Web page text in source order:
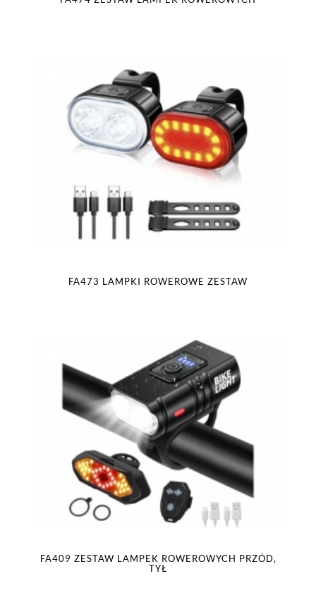
FA473 LAMPKI ROWEROWE ZESTAW
FA409 ZESTAW LAMPEK ROWEROWYCH PRZÓD,
TYŁ